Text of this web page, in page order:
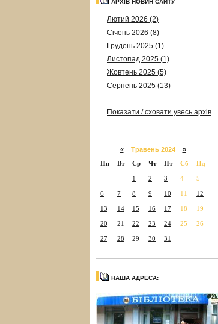
АРХІВ НОВИН САЙТУ
Лютий 2026 (2)
Січень 2026 (8)
Грудень 2025 (1)
Листопад 2025 (1)
Жовтень 2025 (5)
Серпень 2025 (13)
Показати / сховати увесь архів
«Травень 2024 »
Пн
Вт Ср Чт Пт Сб Нд
1 2 3 4 5
6 7 8 9 10 11 12
13 14 15 16 17 18 19
20 21 22 23 24 25 26
27 28 29 30 31
НАША АДРЕСА: